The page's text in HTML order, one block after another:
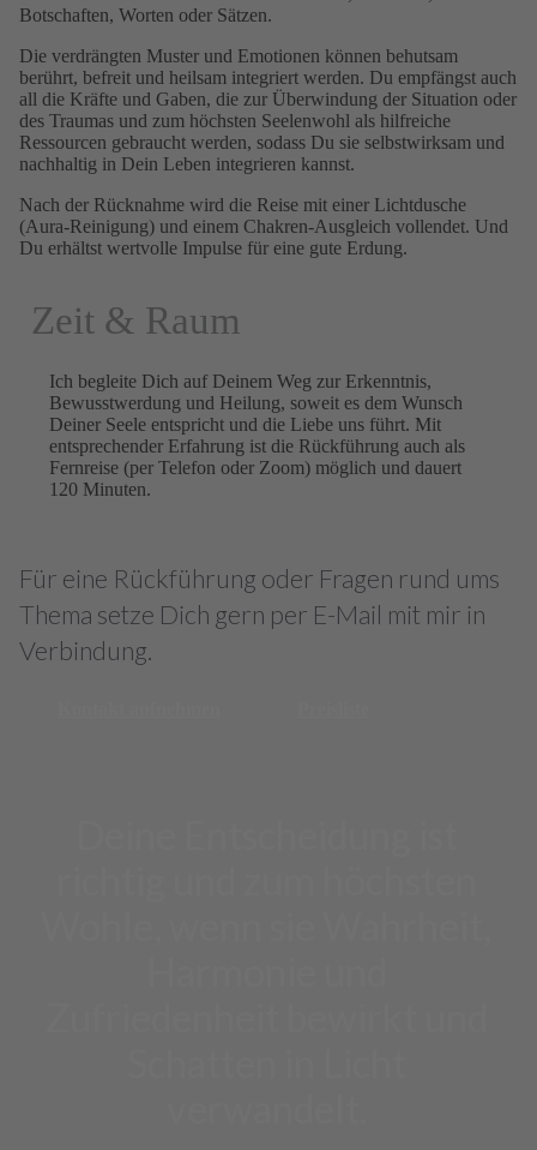
Botschaften, Worten oder Sätzen.
Die verdrängten Muster und Emotionen können behutsam
berührt, befreit und heilsam integriert werden. Du empfängst auch
all die Kräfte und Gaben, die zur Überwindung der Situation oder
des Traumas und zum höchsten Seelenwohl als hilfreiche
Ressourcen gebraucht werden, sodass Du sie selbstwirksam und
nachhaltig in Dein Leben integrieren kannst.
Nach der Rücknahme wird die Reise mit einer Lichtdusche
(Aura-Reinigung) und einem Chakren-Ausgleich vollendet. Und
Du erhältst wertvolle Impulse für eine gute Erdung.
Zeit & Raum
Ich begleite Dich auf Deinem Weg zur Erkenntnis,
Bewusstwerdung und Heilung, soweit es dem Wunsch
Deiner Seele entspricht und die Liebe uns führt. Mit
entsprechender Erfahrung ist die Rückführung auch als
Fernreise (per Telefon oder Zoom) möglich und dauert
120 Minuten.
Für eine Rückführung oder Fragen rund ums
Thema setze Dich gern per E-Mail mit mir in
Verbindung.